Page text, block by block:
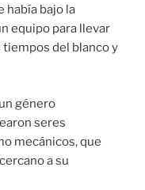
había bajo la
equipo para llevar
tiempos del blanco y
género
seres
mecánicos, que
a su